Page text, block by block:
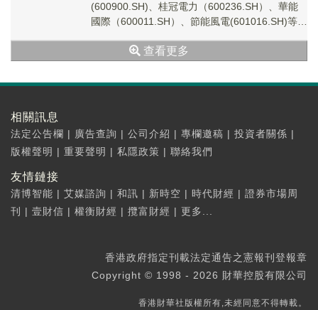
(600900.SH)、桂冠電力（600236.SH）、華能
國際（600011.SH）、節能風電(601016.SH)等領
查看更多
相關訊息
法定公告欄 | 廣告查詢 | 公司介紹 | 專欄邀稿 | 投資者關係 |
版權聲明 | 重要聲明 | 私隱政策 | 聯絡我們
友情鏈接
清博智能 | 艾媒諮詢 | 和訊 | 新時空 | 時代財經 | 證券市場周
刊
| 壹財信 | 權衡財經 | 攬富財經 | 更多...
香港政府指定刊載法定通告之憲報刊登報章
Copyright © 1998 - 2026 財華控股有限公司
香港財華社版權所有,未經同意不得轉載。